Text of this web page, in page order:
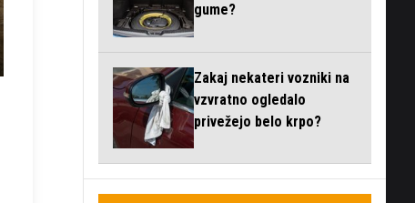
gume?
Zakaj nekateri vozniki na
vzvratno ogledalo
privežejo belo krpo?